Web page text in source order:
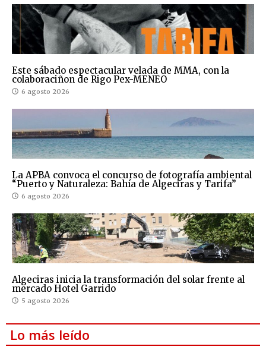
Este sábado espectacular velada de MMA, con la
colaboraciñon de Rigo Pex-MENEO
6 agosto 2026
La APBA convoca el concurso de fotografía ambiental
“Puerto y Naturaleza: Bahía de Algeciras y Tarifa”
6 agosto 2026
Algeciras inicia la transformación del solar frente al
mercado Hotel Garrido
5 agosto 2026
Lo más leído